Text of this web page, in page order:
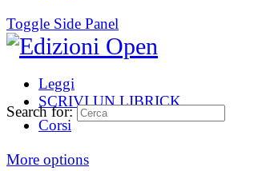
Toggle Side Panel
Leggi
SCRIVI UN LIBRICK
Corsi
More options
Search for: